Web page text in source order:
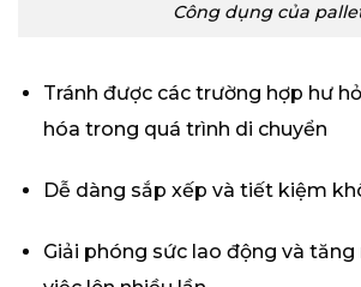
Công dụng của
Tránh được các trường hợp hư
hóa trong quá trình di chuyển
Dễ dàng sắp xếp và tiết kiệm
Giải phóng sức lao động và